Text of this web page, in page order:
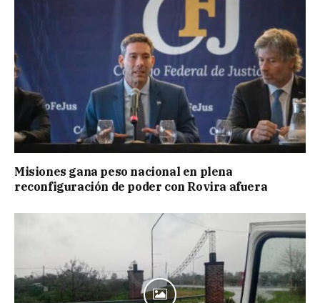
Misiones gana peso nacional en plena
reconfiguración de poder con Rovira afuera